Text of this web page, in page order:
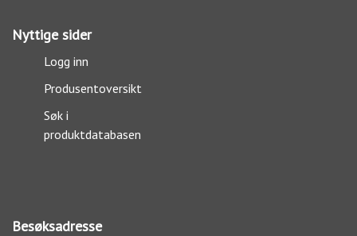
Nyttige sider
Logg inn
Produsentoversikt
Søk i
produktdatabasen
Besøksadresse